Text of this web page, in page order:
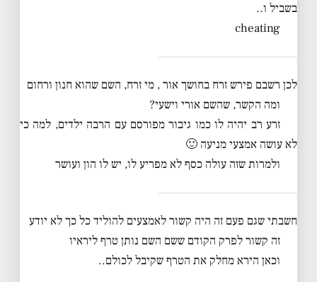
בשביל ו..
cheating
לכן רשבם פירש זרח בחושך אור , מי זרח, השם שהוא חנון ורחום
ומה הקשר, שהשם אורי וישעי?
זרע רב יהיה לו כמו גיבור מפורסם עם הרבה ילדים, למה כי
לא עושה אמצעי מניעה 🙂
ולמרות שזה עולה כסף לא מפריע לו, יש לו הון ועושר
חשבתי שגם פעם זה היה קשור לאמצעים להוליד כל כך לא יודע
זה קשור לפרק הקודם ששם השם נותן טרף ליראיו
וכאן הירא מחלק את הטרף שקיבל לכולם..